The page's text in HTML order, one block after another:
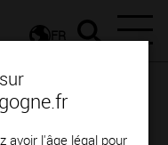
avoir l'âge légal pour
FR
enfants